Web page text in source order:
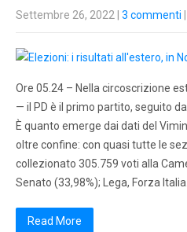
Settembre 26, 2022 3 commenti
Ore 05.24 – Nella circoscrizione
— il PD è il primo partito, seguito
È quanto emerge dai dati del
oltre confine: con quasi tutte le
collezionato 305.759 voti alla
Senato (33,98%); Lega, Forza Italia…
Read More